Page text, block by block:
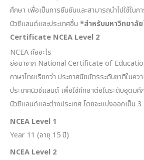
ศึกษา เพื่อเป็นการยืนยันและสามารถนำไปใช้ในก
นิวซีแลนด์และประเทศอื่น *สำหรับมหาวิทยาลัย
Certificate NCEA Level 2
NCEA คืออะไร
ย่อมาจาก National Certificate of
ภาษาไทยเรียกว่า ประกาศนียบัตรระดับชาติในคว
ประเทศนิวซีแลนด์ เพื่อใช้ศึกษาต่อในระดับอุดมศึ
นิวซีแลนด์และต่างประเทศ โดยจะแบ่งออกเป็น 3
NCEA Level 1
Year 11 (อายุ 15 ปี)
NCEA Level 2